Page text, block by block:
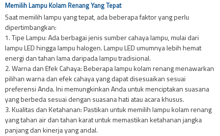
Memilih Lampu Kolam Renang Yang Tepat
Saat memilih lampu yang tepat, ada beberapa faktor yang perlu
dipertimbangkan:
1. Tipe Lampu: Ada berbagai jenis sumber cahaya lampu, mulai dari
lampu LED hingga lampu halogen. Lampu LED umumnya lebih hemat
energi dan tahan lama daripada lampu tradisional.
2. Warna dan Efek Cahaya: Beberapa lampu kolam renang menawarkan
pilihan warna dan efek cahaya yang dapat disesuaikan sesuai
preferensi Anda. Ini memungkinkan Anda untuk menciptakan suasana
yang berbeda sesuai dengan suasana hati atau acara khusus.
3. Kualitas dan Ketahanan: Pastikan untuk memilih lampu kolam renang
yang tahan air dan tahan karat untuk memastikan ketahanan jangka
panjang dan kinerja yang andal.